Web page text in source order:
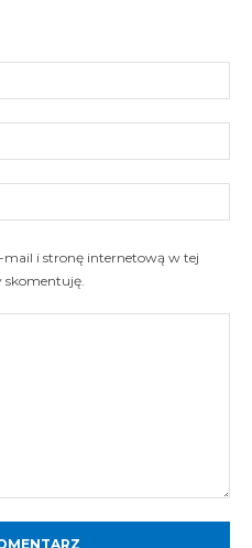
mail i stronę internetową w tej
skomentuję.